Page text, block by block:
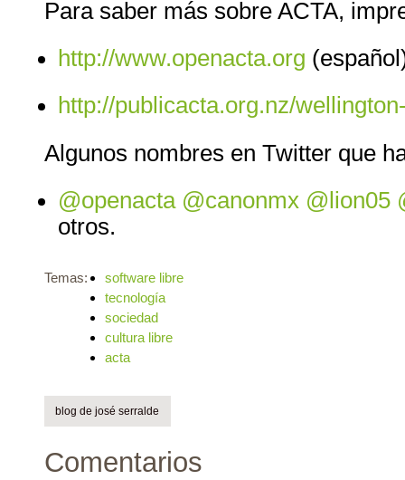
Para saber más sobre ACTA,
http://www.openacta.org
http://publicacta.org.nz/
Algunos nombres en Twitter que
@openacta @canonmx @lion05
otros.
Temas:
software libre
tecnología
sociedad
cultura libre
acta
blog de josé serralde
Comentarios